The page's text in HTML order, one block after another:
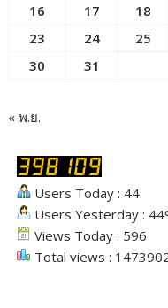
16
17 18
23
24 25
30
31
« พ.ย.
Users Today : 44
Users Yesterday :
Views Today : 596
Total views :